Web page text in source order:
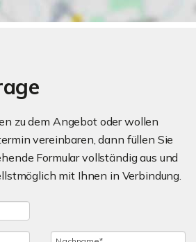
zu dem Angebot oder wollen
vereinbaren, dann füllen Sie
Formular vollständig aus und
mit Ihnen in Verbindung.